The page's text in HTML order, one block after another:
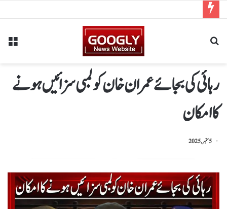
رہائی کی بجائے عمران خان کو لمبی سزائیں ہونے
کا امکان
5 ستمبر, 2025